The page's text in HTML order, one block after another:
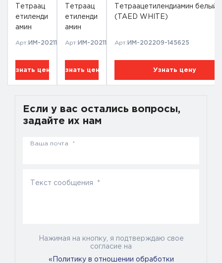
Тетраац
етиленди
амин
Арт: ИМ-202112-13204
Узнать цену
Тетраац
етиленди
амин
Арт: ИМ-202112-12988
Узнать цену
Тетраацетилендиамин белый
(TAED WHITE)
Арт: ИМ-202209-145625
Узнать цену
Если у вас остались вопросы,
задайте их нам
Ваша почта *
Текст сообщения *
Нажимая на кнопку, я подтверждаю свое
согласие на
«Политику в отношении обработки